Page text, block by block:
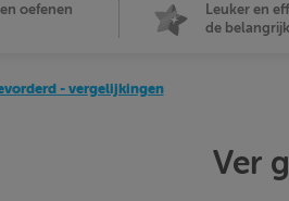
oefenen
Leuker en
de
- vergelijkingen
Ver